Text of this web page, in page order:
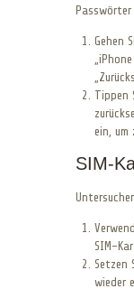
Gehen
Tippen
ein, um
SIM-
SIM-
Setzen
wieder